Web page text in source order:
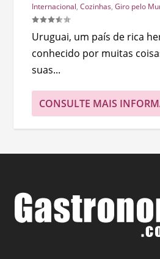
Internacional,Cozinhas,Giro pelo
Uruguai, um país de rica
conhecido por muitas
suas...
CONSULTE MAIS